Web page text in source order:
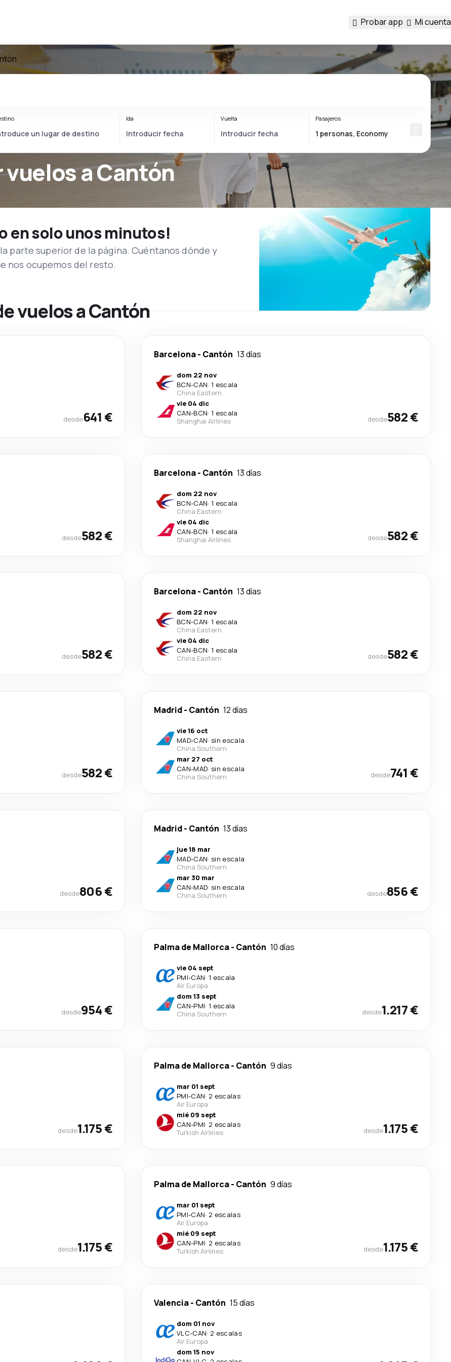
Probar app Mi cuenta
a Cantón
Ida Vuelta Pasajeros
en solo unos minutos!
parte superior de la página. Cuéntanos dónde y
nos ocupemos del resto.
vuelos a Cantón
desde641 €
Barcelona- Cantón 13 días
dom 22 nov
BCN-CAN· 1 escala
China Eastern
vie 04 dic
CAN-BCN· 1 escala
Shanghai Airlines
desde582 €
desde582 €
Barcelona- Cantón 13 días
dom 22 nov
BCN-CAN· 1 escala
China Eastern
vie 04 dic
CAN-BCN· 1 escala
Shanghai Airlines
desde582 €
desde582 €
Barcelona- Cantón 13 días
dom 22 nov
BCN-CAN· 1 escala
China Eastern
vie 04 dic
CAN-BCN· 1 escala
China Eastern
desde582 €
desde582 €
Madrid- Cantón 12 días
vie 16 oct
MAD-CAN· sin escala
China Southern
mar 27 oct
CAN-MAD· sin escala
China Southern
desde741 €
desde806 €
Madrid- Cantón 13 días
jue 18 mar
MAD-CAN· sin escala
China Southern
mar 30 mar
CAN-MAD· sin escala
China Southern
desde856 €
desde954 €
Palma de Mallorca- Cantón 10 días
vie 04 sept
PMI-CAN· 1 escala
Air Europa
dom 13 sept
CAN-PMI· 1 escala
China Southern
desde1.217 €
desde1.175 €
Palma de Mallorca- Cantón 9 días
mar 01 sept
PMI-CAN· 2 escalas
Air Europa
mié 09 sept
CAN-PMI· 2 escalas
Turkish Airlines
desde1.175 €
desde1.175 €
Palma de Mallorca- Cantón 9 días
mar 01 sept
PMI-CAN· 2 escalas
Air Europa
mié 09 sept
CAN-PMI· 2 escalas
Turkish Airlines
desde1.175 €
Valencia- Cantón 15 días
dom 01 nov
VLC-CAN· 2 escalas
Air Europa
dom 15 nov